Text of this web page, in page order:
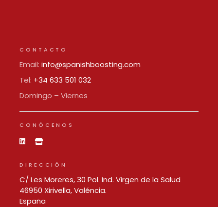
CONTACTO
Email:info@spanishboosting.com
Tel: +34 633 501 032
Domingo – Viernes
CONÓCENOS
DIRECCIÓN
C/ Les Moreres, 30 Pol. Ind. Virgen de la Salud
46950 Xirivella, Valéncia.
España